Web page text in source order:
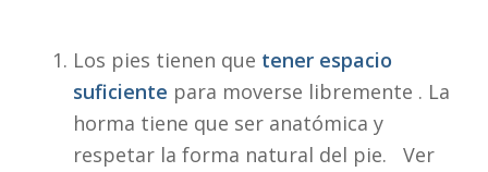
Los pies tienen que tener espacio
suficiente para moverse libremente . La
horma tiene que ser anatómica y
respetar la forma natural del pie. Ver